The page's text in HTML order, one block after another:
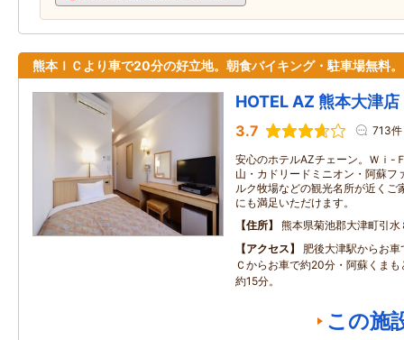
熊本ＩＣより車で20分の好立地。朝食バイキング・駐車場無料。
HOTEL AZ 熊本大津店
3.7 713件
安心のホテルAZチェーン。Ｗｉ
山・カドリードミニオン・阿蘇フ
ルク牧場などの観光名所が近くご
にも満足いただけます。
住所
熊本県菊池郡大津町引
アクセス
肥後大津駅からお
Ｃからお車で約20分・阿蘇くま
約15分。
この施